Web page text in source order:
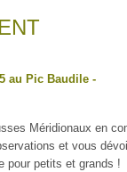
au Pic Baudile -
Méridionaux en
et vous
pour petits et grands !